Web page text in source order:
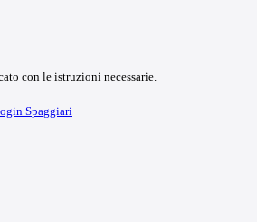
con le istruzioni necessarie.
Spaggiari